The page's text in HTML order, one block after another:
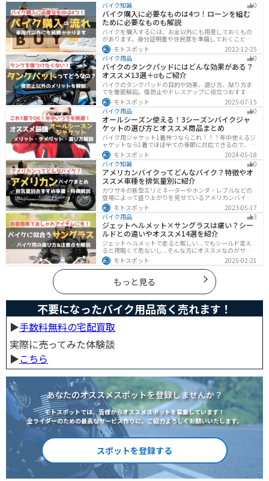
バイク知識 0
バイク購入に必要なものは4つ！ローンを組む
ために必要なものも解説
バイクを購入するには、お金以外にも用意しておくもの
があります。身分証明書や住民票を準備しておくことで
購入ギリギリになって慌てずに済むので、しっかりと準
備しておきましょう。
モトスポット
2022-12-25
バイク用品
0
バイクのタンクパッドにはどんな効果がある？
オススメ13選＋αもご紹介
バイクのタンクパッドの目的や効果、選び方、貼り方ま
でを徹底解説。傷防止やドレスアップに役立つおすすめ
アイテムも紹介。初心者にも分かりやすい内容で、タン
クパッド選びに迷っている方に最適な情報をお届けしま
す。
モトスポット
2025-07-15
バイク用品
0
オールシーズン使える！3シーズンバイクジャ
ケットの選び方とオススメ商品まとめ
バイク用ジャケット1着持つならこれ！！！年中使えるジ
ャケットなら1着でほぼ全ての季節に対応できるので、出
費も抑えられます。真夏や真冬など極端な季節に乗る場
合は専用ジャケットがあるとより快適になるのでツーリ
ングスタイルに合わせて検討してください。
モトスポット
2024-05-18
バイク知識
0
アメリカンバイクってどんなバイク？特徴やオ
ススメ車種を排気量別に紹介
カワサキの新型エリミネーターやホンダ・レブルなどの
登場によって盛り上がりを見せているアメリカンバイ
ク。スタイリッシュに乗れることはもちろん、ツーリン
グや通学通勤もこなせるアメリカンバイクの特徴や、オ
ススメの車種についてご紹介します！
モトスポット
2023-05-17
バイク用品
3
ジェットヘルメット×サングラスは痛い？シー
ルドとの違いやオススメ14選を紹介
ジェットヘルメットで走ると眩しい...でもシールド変え
ると夜暗くて危ないし...そんな方にオススメなのがサン
グラスです！サングラスなら付け外しが自由で、眩しい
時だけ使えます。バイクを降りてからのファッションと
しても使えるおしゃれアイテムです。
モトスポット 2025-02-21
もっと見る
不要になったバイク用品高く売れます！
▶︎手数料無料の宅配買取
実際に売ってみた体験談
▶︎こちら
あなたのオススメスポットを登録しませんか？
モトスポットでは、皆様からオススメスポットを募集しています！
全ライダーのための最高なサービス作りに、ご協力よろしくお願いいたします。
スポットを登録する